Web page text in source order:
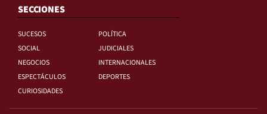
SECCIONES
SUCESOS
POLÍTICA
SOCIAL
JUDICIALES
NEGOCIOS
INTERNACIONALES
ESPECTÁCULOS
DEPORTES
CURIOSIDADES